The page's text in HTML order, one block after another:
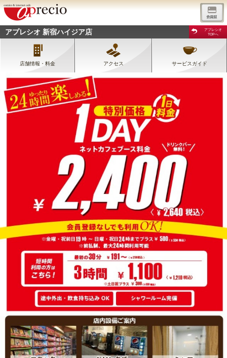
アプレシオ 新宿ハイジア店
アプレシオ
TOPへ
店舗情報・料金 アクセス サービスガイド